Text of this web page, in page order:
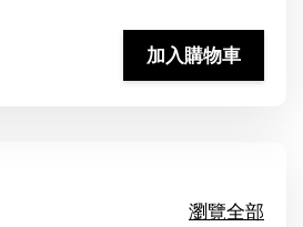
加入購物車
瀏覽全部